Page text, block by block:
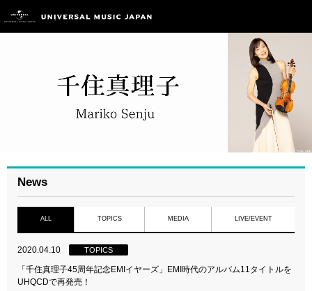
News
ALL TOPICS MEDIA LIVE/EVENT
2020.04.10 TOPICS
「千住真理子45周年記念EMIイヤーズ」EMI時代のアルバム11タイトルを
UHQCDで再発売！